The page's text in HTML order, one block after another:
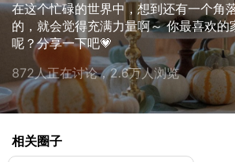
在这个忙碌的世界中，想到还有一个角
的，就会觉得充满力量啊～ 你最喜欢的
呢？分享一下吧💗
872人正在讨论，2.6万人浏览
相关圈子